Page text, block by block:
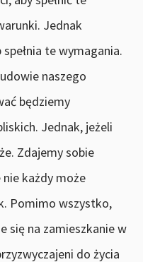
Jednak
te wymagania.
naszego
będziemy
Jednak, jeżeli
Zdajemy sobie
każdy może
Pomimo wszystko,
się na zamieszkanie w
do życia